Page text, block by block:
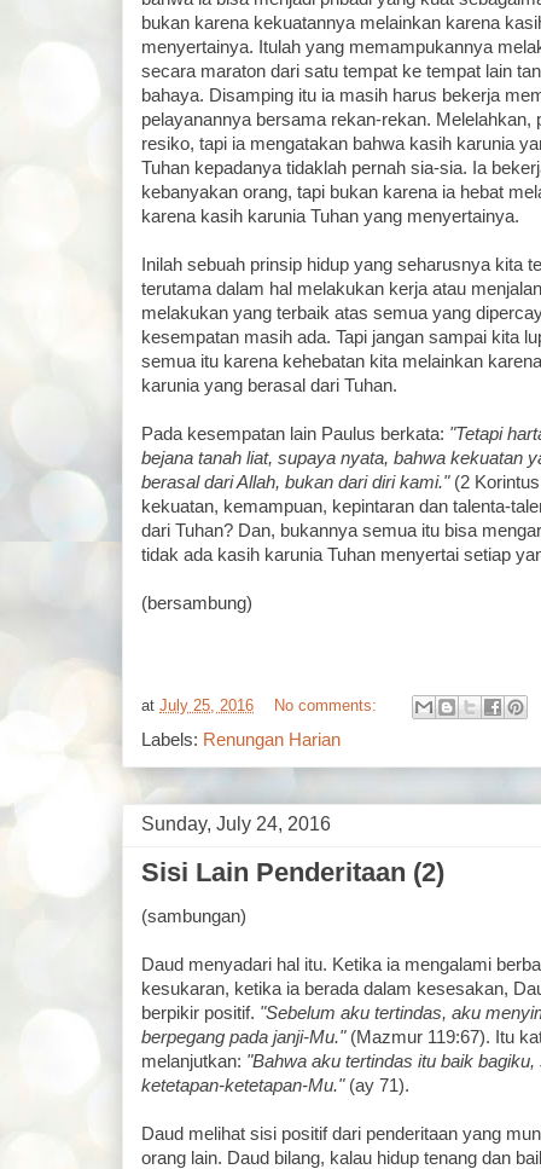
bukan karena kekuatannya melainkan karena
menyertainya. Itulah yang memampukannya
secara maraton dari satu tempat ke tempat lain
bahaya. Disamping itu ia masih harus bekerja
pelayanannya bersama rekan-rekan. Melelahkan,
resiko, tapi ia mengatakan bahwa kasih karunia
Tuhan kepadanya tidaklah pernah sia-sia. Ia
kebanyakan orang, tapi bukan karena ia hebat
karena kasih karunia Tuhan yang menyertainya.
Inilah sebuah prinsip hidup yang seharusnya kita
terutama dalam hal melakukan kerja atau
melakukan yang terbaik atas semua yang
kesempatan masih ada. Tapi jangan sampai kita
semua itu karena kehebatan kita melainkan
karunia yang berasal dari Tuhan.
Pada kesempatan lain Paulus berkata: "Tetapi
bejana tanah liat, supaya nyata, bahwa kekuatan
berasal dari Allah, bukan dari diri kami."(2
kekuatan, kemampuan, kepintaran dan talenta-
dari Tuhan? Dan, bukannya semua itu bisa
tidak ada kasih karunia Tuhan menyertai setiap
(bersambung)
at July 25, 2016 No comments:
Labels: Renungan Harian
Sunday, July 24, 2016
Sisi Lain Penderitaan (2)
(sambungan)
Daud menyadari hal itu. Ketika ia mengalami
kesukaran, ketika ia berada dalam kesesakan,
berpikir positif. "Sebelum aku tertindas, aku
berpegang pada janji-Mu."(Mazmur 119:67). Itu
melanjutkan: "Bahwa aku tertindas itu baik
ketetapan-ketetapan-Mu."(ay 71).
Daud melihat sisi positif dari penderitaan yang
orang lain. Daud bilang, kalau hidup tenang dan